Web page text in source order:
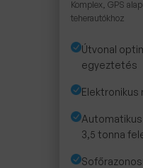
Komplex, GPS
teherautókhoz
Útvonal
egyeztetés
Elektronikus
3,5 tonna